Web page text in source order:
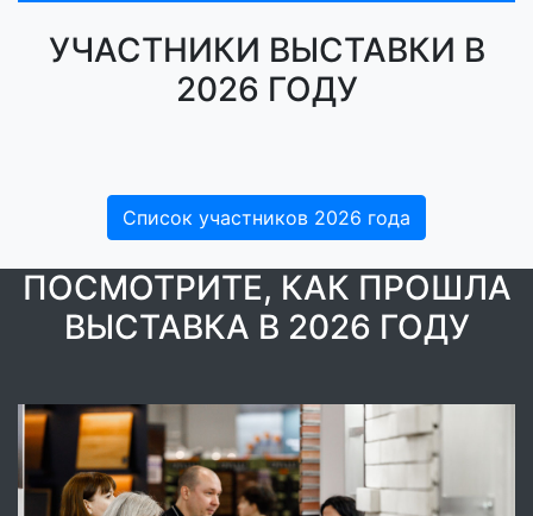
УЧАСТНИКИ ВЫСТАВКИ В
2026 ГОДУ
Список участников 2026 года
ПОСМОТРИТЕ, КАК ПРОШЛА
ВЫСТАВКА В 2026 ГОДУ